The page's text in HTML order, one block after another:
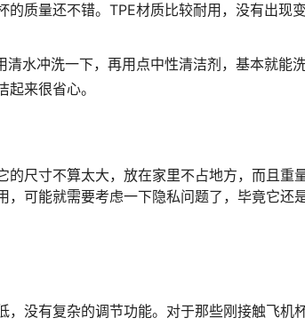
的质量还不错。TPE材质比较耐用，没有出现
水冲洗一下，再用点中性清洁剂，基本就能
来很省心。
尺寸不算太大，放在家里不占地方，而且重
可能就需要考虑一下隐私问题了，毕竟它还
，没有复杂的调节功能。对于那些刚接触飞机